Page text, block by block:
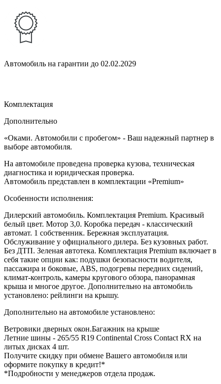
Автомобиль на гарантии до 02.02.2029
Комплектация
Дополнительно
«Оками. Автомобили с пробегом» - Ваш надежный партнер в
выборе автомобиля.
На автомобиле проведена проверка кузова, техническая
диагностика и юридическая проверка.
Автомобиль представлен в комплектации «Premium»
Особенности исполнения:
Дилерский автомобиль. Комплектация Premium. Красивый
белый цвет. Мотор 3,0. Коробка передач - классический
автомат. 1 собственник. Бережная эксплуатация.
Обслуживание у официального дилера. Без кузовных работ.
Без ДТП. Зеленая автотека. Комплектация Premium включает в
себя такие опции как: подушки безопасности водителя,
пассажира и боковые, ABS, подогревы передних сидений,
климат-контроль, камеры кругового обзора, панорамная
крыша и многое другое. Дополнительно на автомобиль
установлено: рейлинги на крышу.
Дополнительно на автомобиле установлено:
Ветровики дверных окон.Багажник на крыше
Летние шины - 265/55 R19 Continental Cross Contact RX на
литых дисках 4 шт.
Получите скидку при обмене Вашего автомобиля или
оформите покупку в кредит!*
*Подробности у менеджеров отдела продаж.